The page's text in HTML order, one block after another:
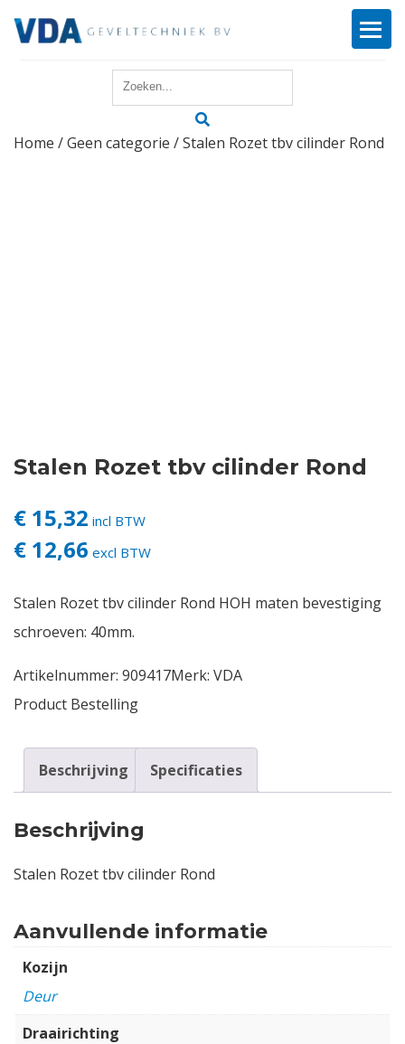
Reparatie
Vacatures
Home /Geen categorie / Stalen Rozet tbv cilinder Rond
Stalen Rozet tbv cilinder Rond
€ 15,32 incl BTW
€ 12,66 excl BTW
Stalen Rozet tbv cilinder Rond HOH maten bevestiging
schroeven: 40mm.
Artikelnummer: 909417Merk: VDA
Product Bestelling
Beschrijving Specificaties
Beschrijving
Stalen Rozet tbv cilinder Rond
Aanvullende informatie
Kozijn
Deur
Draairichting